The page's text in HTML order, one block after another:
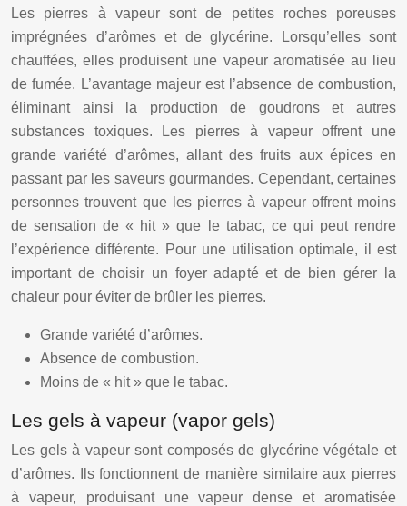
Les pierres à vapeur sont de petites roches poreuses
imprégnées d’arômes et de glycérine. Lorsqu’elles sont
chauffées, elles produisent une vapeur aromatisée au lieu
de fumée. L’avantage majeur est l’absence de combustion,
éliminant ainsi la production de goudrons et autres
substances toxiques. Les pierres à vapeur offrent une
grande variété d’arômes, allant des fruits aux épices en
passant par les saveurs gourmandes. Cependant, certaines
personnes trouvent que les pierres à vapeur offrent moins
de sensation de « hit » que le tabac, ce qui peut rendre
l’expérience différente. Pour une utilisation optimale, il est
important de choisir un foyer adapté et de bien gérer la
chaleur pour éviter de brûler les pierres.
Grande variété d’arômes.
Absence de combustion.
Moins de « hit » que le tabac.
Les gels à vapeur (vapor gels)
Les gels à vapeur sont composés de glycérine végétale et
d’arômes. Ils fonctionnent de manière similaire aux pierres
à vapeur, produisant une vapeur dense et aromatisée